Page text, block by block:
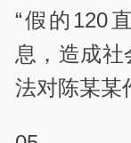
“假的120
息，造成社
法对陈某某